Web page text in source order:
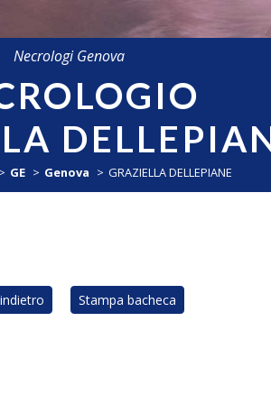
Necrologi Genova
GE Genova GRAZIELLA DELLEPIANE
Stampa bacheca